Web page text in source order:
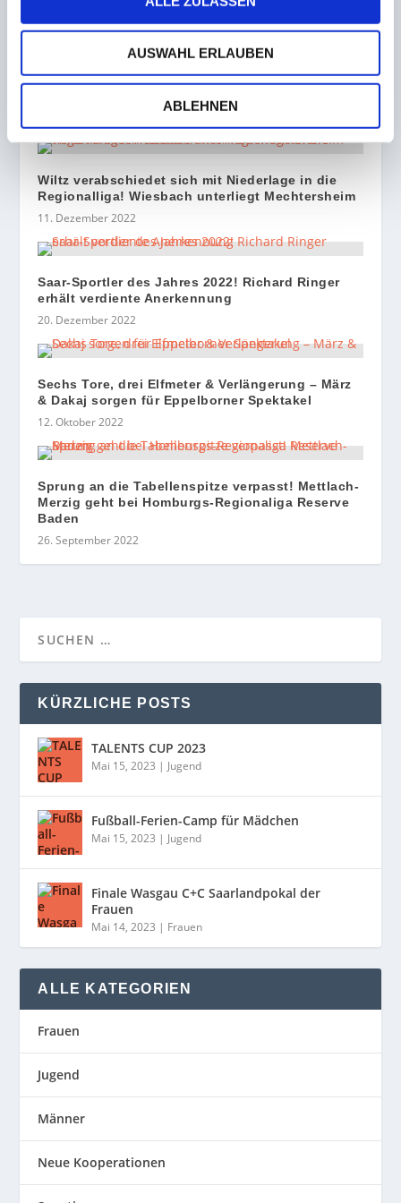
AUSWAHL ERLAUBEN
ABLEHNEN
Neunkirchen verlieren
beim Kreuznacher HC
Nohfelden-Wolfersweiler
gewinnt Kreispokal des SV
Furschweiler/TuS Hirstein
ZUSAMMENHÄNGENDE POSTS
Wiltz verabschiedet sich mit Niederlage in die
Regionalliga! Wiesbach unterliegt Mechtersheim
11. Dezember 2022
Saar-Sportler des Jahres 2022! Richard Ringer
erhält verdiente Anerkennung
20. Dezember 2022
Sechs Tore, drei Elfmeter & Verlängerung – März
& Dakaj sorgen für Eppelborner Spektakel
12. Oktober 2022
Sprung an die Tabellenspitze verpasst! Mettlach-
Merzig geht bei Homburgs-Regionaliga Reserve
Baden
26. September 2022
KÜRZLICHE POSTS
TALENTS CUP 2023
Mai 15, 2023 | Jugend
Fußball-Ferien-Camp für Mädchen
Mai 15, 2023 | Jugend
Finale Wasgau C+C Saarlandpokal der
Frauen
Mai 14, 2023 | Frauen
ALLE KATEGORIEN
Frauen
Jugend
Männer
Neue Kooperationen